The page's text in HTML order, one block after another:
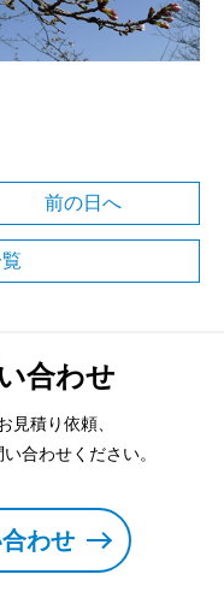
前の日へ
合わせ
見積り依頼、
合わせください。
わせ